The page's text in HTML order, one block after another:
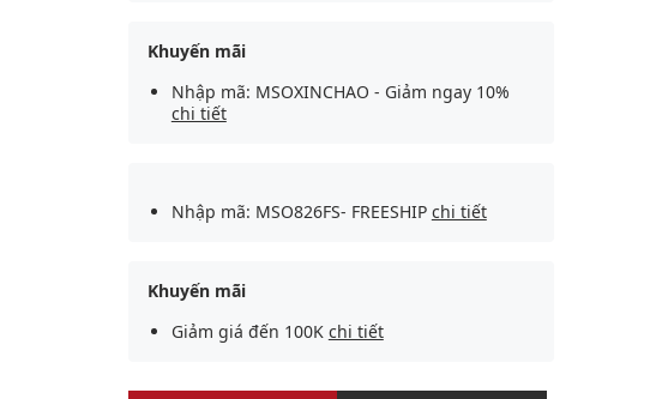
Khuyến mãi
Nhập mã: MSOXINCHAO - Giảm ngay 10%
chi tiết
Nhập mã: MSO826FS- FREESHIP chi tiết
Khuyến mãi
Giảm giá đến 100K chi tiết